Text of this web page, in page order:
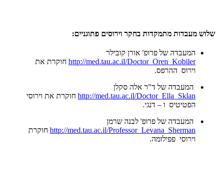
שלוש מעבדות מתמקדות בחקר וירוסים פתוגניים:
המעבדה של פרופ' אורן קובילר
http://med.tau.ac.il/Doctor_Oren_Kobiler חוקרת את
וירוס ההרפס.
המעבדה של ד"ר אלה סקלן
http://med.tau.ac.il/Doctor_Ella_Sklan חוקרת את וירוסי
הפטיטיס ו – דנגי.
המעבדה של פרופ' לבנה שרמן
http://med.tau.ac.il/Professor_Levana_Sherman חוקרת
וירוסי פפילומה.